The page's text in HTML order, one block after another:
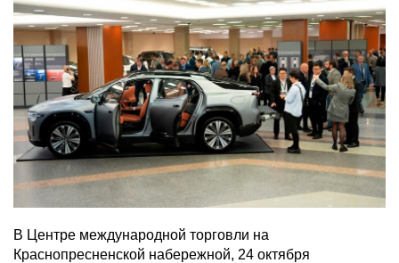
В Центре международной торговли на
Краснопресненской набережной, 24 октября